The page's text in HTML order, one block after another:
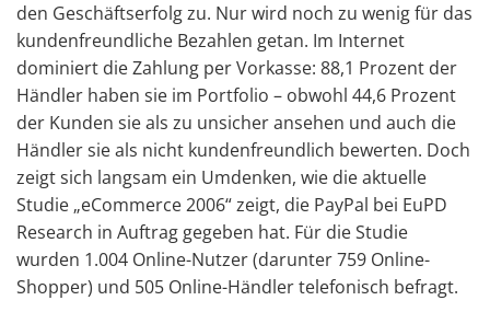
den Geschäftserfolg zu. Nur wird noch zu wenig für das
kundenfreundliche Bezahlen getan. Im Internet
dominiert die Zahlung per Vorkasse: 88,1 Prozent der
Händler haben sie im Portfolio – obwohl 44,6 Prozent
der Kunden sie als zu unsicher ansehen und auch die
Händler sie als nicht kundenfreundlich bewerten. Doch
zeigt sich langsam ein Umdenken, wie die aktuelle
Studie „eCommerce 2006“ zeigt, die PayPal bei EuPD
Research in Auftrag gegeben hat. Für die Studie
wurden 1.004 Online-Nutzer (darunter 759 Online-
Shopper) und 505 Online-Händler telefonisch befragt.